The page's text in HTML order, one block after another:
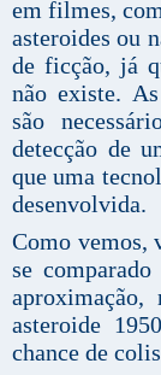
em filmes,
asteroides ou
de ficção, já
não existe.
são
detecção de
que uma
desenvolvida.
Como vemos,
se
asteroide
chance de